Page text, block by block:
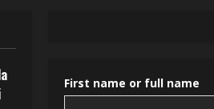
First name or full name